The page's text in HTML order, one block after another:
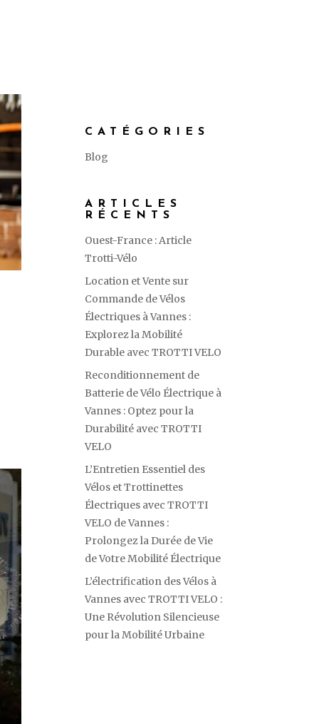
CATÉGORIES
Blog
ARTICLES
RÉCENTS
Ouest-France : Article
Trotti-Vélo
Location et Vente sur
Commande de Vélos
Électriques à Vannes :
Explorez la Mobilité
Durable avec TROTTI VELO
Reconditionnement de
Batterie de Vélo Électrique à
Vannes : Optez pour la
Durabilité avec TROTTI
VELO
L’Entretien Essentiel des
Vélos et Trottinettes
Électriques avec TROTTI
VELO de Vannes :
Prolongez la Durée de Vie
de Votre Mobilité Électrique
L’électrification des Vélos à
Vannes avec TROTTI VELO :
Une Révolution Silencieuse
pour la Mobilité Urbaine